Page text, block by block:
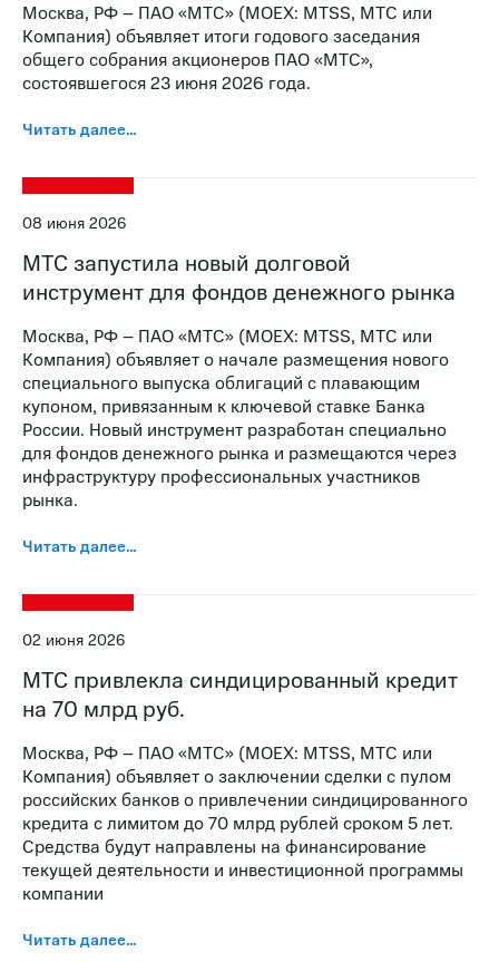
Москва, РФ – ПАО «МТС» (MOEX: MTSS, МТС или
Компания) объявляет итоги годового заседания
общего собрания акционеров ПАО «МТС»,
состоявшегося 23 июня 2026 года.
Читать далее…
08 июня 2026
МТС запустила новый долговой
инструмент для фондов денежного рынка
Москва, РФ – ПАО «МТС» (MOEX: MTSS, МТС или
Компания) объявляет о начале размещения нового
специального выпуска облигаций с плавающим
купоном, привязанным к ключевой ставке Банка
России. Новый инструмент разработан специально
для фондов денежного рынка и размещаются через
инфраструктуру профессиональных участников
рынка.
Читать далее…
02 июня 2026
МТС привлекла синдицированный кредит
на 70 млрд руб.
Москва, РФ – ПАО «МТС» (MOEX: MTSS, МТС или
Компания) объявляет о заключении сделки с пулом
российских банков о привлечении синдицированного
кредита с лимитом до 70 млрд рублей сроком 5 лет.
Средства будут направлены на финансирование
текущей деятельности и инвестиционной программы
компании
Читать далее…